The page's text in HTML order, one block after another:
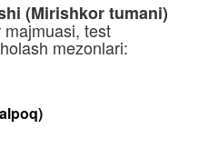
(Mirishkor tumani)
test
mezonlari: